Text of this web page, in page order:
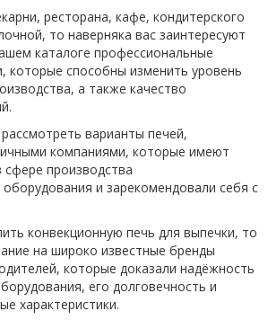
ресторана, кафе, кондитерского
то наверняка вас заинтересуют
каталоге профессиональные
которые способны изменить уровень
а также качество
варианты печей,
компаниями, которые имеют
производства
и зарекомендовали себя с
конвекционную печь для выпечки, то
на широко известные бренды
которые доказали надёжность
его долговечность и
характеристики.